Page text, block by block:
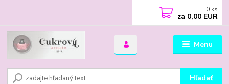
Menu
Hľadať
0 ks
za 0,00 EUR